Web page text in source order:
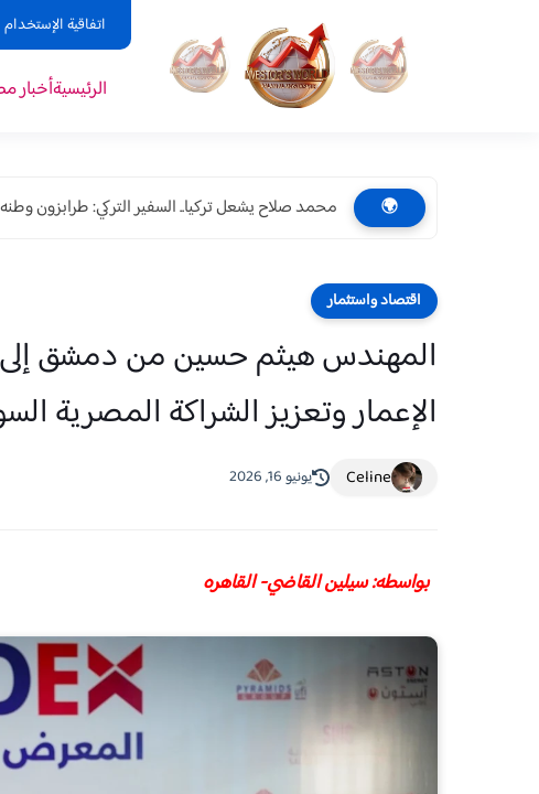
اتفاقية الإستخدام
الرئيسيةأخبار
🌍 محمد صلاح يشعل تركيا.. السفير التركي: طرابزون وطنه
اقتصاد واستثمار
الإعمار وتعزيز الشراكة المصرية
Celine يونيو 16, 2026
بواسطه: سيلين القاضي- القاهره